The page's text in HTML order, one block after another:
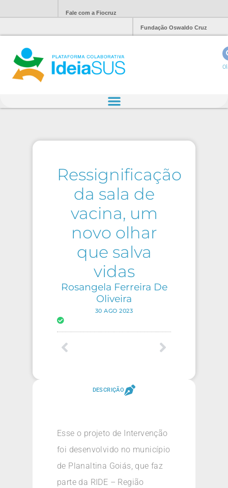
Fale com a Fiocruz
Fundação Oswaldo Cruz
Ressignificação
da sala de
vacina, um
novo olhar
que salva
vidas
Rosangela Ferreira De
Oliveira
30 AGO 2023
DESCRIÇÃO
Esse o projeto de Intervenção
foi desenvolvido no município
de Planaltina Goiás, que faz
parte da RIDE – Região